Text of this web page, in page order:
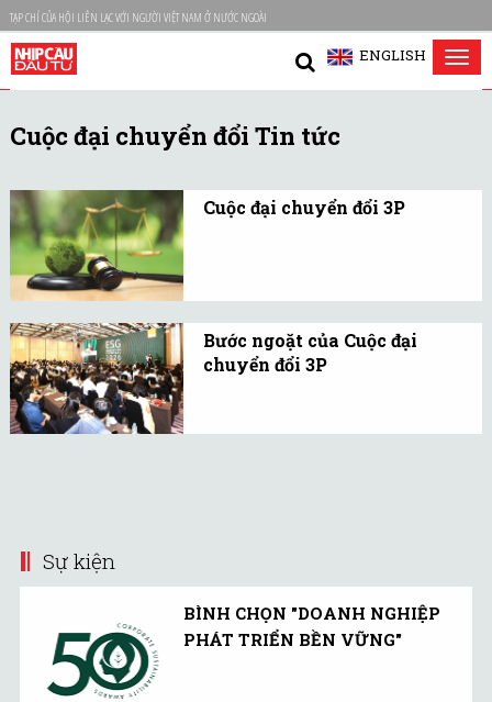
TẠP CHÍ CỦA HỘI LIÊN LẠC VỚI NGƯỜI VIỆT NAM Ở NƯỚC NGOÀI
ENGLISH
Cuộc đại chuyển đổi Tin tức
Cuộc đại chuyển đổi 3P
đến bắt buộc phải cam
kết và bây giờ là giai
đoạn kỷ luật trong hành
Bước ngoặt của Cuộc đại
chuyển đổi 3P
Sự kiện
BÌNH CHỌN "DOANH NGHIỆP
PHÁT TRIỂN BỀN VỮNG"